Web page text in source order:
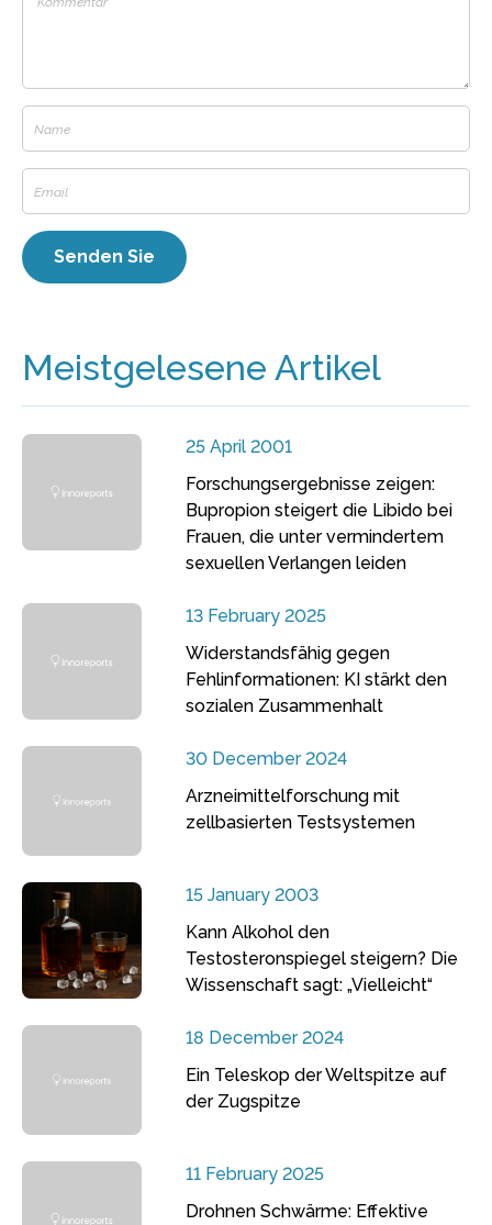
Meistgelesene Artikel
25 April 2001
Forschungsergebnisse zeigen:
Bupropion steigert die Libido bei
Frauen, die unter vermindertem
sexuellen Verlangen leiden
13 February 2025
Widerstandsfähig gegen
Fehlinformationen: KI stärkt den
sozialen Zusammenhalt
30 December 2024
Arzneimittelforschung mit
zellbasierten Testsystemen
15 January 2003
Kann Alkohol den
Testosteronspiegel steigern? Die
Wissenschaft sagt: „Vielleicht“
18 December 2024
Ein Teleskop der Weltspitze auf
der Zugspitze
11 February 2025
Drohnen Schwärme: Effektive